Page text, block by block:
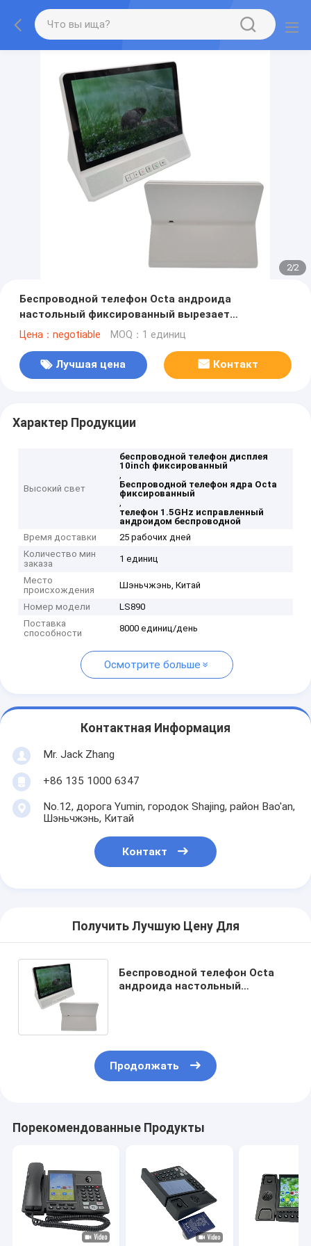
2/2
Беспроводной телефон Octa андроида
настольный фиксированный вырезает
сердцевина из белого
Цена：negotiable MOQ：1 единиц
Лучшая цена Контакт
Характер Продукции
Высокий свет
беспроводной телефон дисплея
10inch фиксированный
,
Беспроводной телефон ядра Octa
фиксированный
,
телефон 1.5GHz исправленный
андроидом беспроводной
Время доставки
25 рабочих дней
Количество мин
заказа
1 единиц
Место
происхождения
Шэньчжэнь, Китай
Номер модели
LS890
Поставка
способности
8000 единиц/день
Осмотрите больше
Контактная Информация
Mr. Jack Zhang
+86 135 1000 6347
No.12, дорога Yumin, городок Shajing, район Bao'an,
Шэньчжэнь, Китай
Контакт
Получить Лучшую Цену Для
Беспроводной телефон Octa
андроида настольный
Продолжать
Порекомендованные Продукты